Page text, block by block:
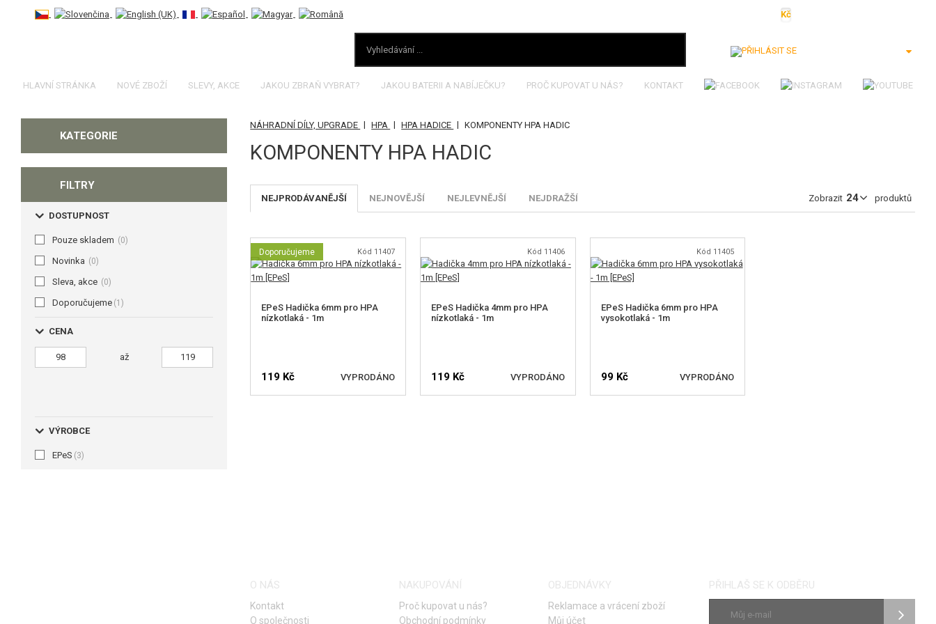
Kč
HLAVNÍ STRÁNKA NOVÉ ZBOŽÍ SLEVY, AKCE JAKOU ZBRAŇ VYBRAT? JAKOU BATERII A NABÍJEČKU? PROČ KUPOVAT U NÁS? KONTAKT
KATEGORIE
FILTRY
DOSTUPNOST
Pouze skladem (0)
Novinka (0)
Sleva, akce (0)
Doporučujeme (1)
CENA
až
VÝROBCE
EPeS (3)
NÁHRADNÍ DÍLY, UPGRADE | HPA | HPA HADICE | KOMPONENTY HPA HADIC
KOMPONENTY HPA HADIC
Zobrazit produktů
NEJPRODÁVANĚJŠÍ NEJNOVĚJŠÍ NEJLEVNĚJŠÍ NEJDRAŽŠÍ
Doporučujeme Kód 11407
EPeS Hadička 6mm pro HPA
nízkotlaká - 1m
119 Kč VYPRODÁNO
Kód 11406
EPeS Hadička 4mm pro HPA
nízkotlaká - 1m
119 Kč VYPRODÁNO
Kód 11405
EPeS Hadička 6mm pro HPA
vysokotlaká - 1m
99 Kč VYPRODÁNO
O NÁS
Kontakt
O společnosti
NAKUPOVÁNÍ
Proč kupovat u nás?
Obchodní podmínky
OBJEDNÁVKY
Reklamace a vrácení zboží
Můj účet
PŘIHLAŠ SE K ODBĚRU